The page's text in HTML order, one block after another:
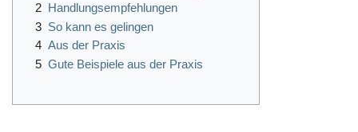
2 Handlungsempfehlungen
3 So kann es gelingen
4 Aus der Praxis
5 Gute Beispiele aus der Praxis